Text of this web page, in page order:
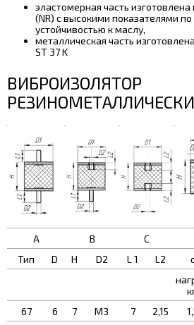
эластомерная часть
(NR) с высокими показателями по
устойчивостью к маслу,
металлическая часть
ST 37 K
ВИБРОИЗОЛЯТОР
A B C
Тип
D H D2 L 1 L2
67
6 7 M3 7 2,15